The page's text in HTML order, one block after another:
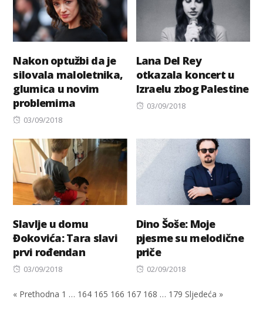
Nakon optužbi da je
silovala maloletnika,
glumica u novim
problemima
Posted
03/09/2018
Lana Del Rey
otkazala koncert u
Izraelu zbog Palestine
Posted
03/09/2018
Slavlje u domu
Đokovića: Tara slavi
prvi rođendan
Posted
03/09/2018
Dino Šoše: Moje
pjesme su melodične
priče
Posted
02/09/2018
« Prethodna 1 … 164 165 166 167 168 … 179 Sljedeća »